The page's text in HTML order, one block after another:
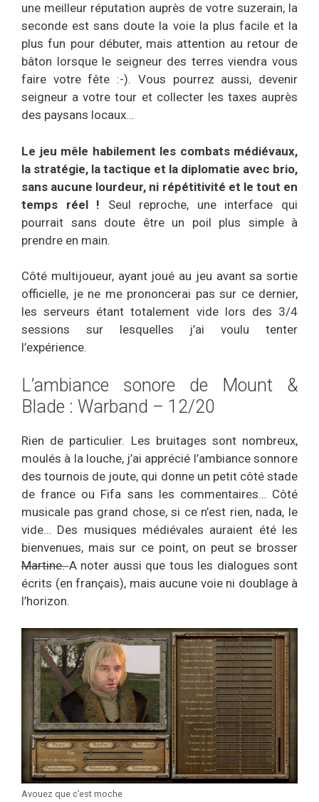
une meilleur réputation auprès de votre suzerain, la
seconde est sans doute la voie la plus facile et la
plus fun pour débuter, mais attention au retour de
bâton lorsque le seigneur des terres viendra vous
faire votre fête :-). Vous pourrez aussi, devenir
seigneur a votre tour et collecter les taxes auprès
des paysans locaux…
Le jeu mêle habilement les combats médiévaux,
la stratégie, la tactique et la diplomatie avec brio,
sans aucune lourdeur, ni répétitivité et le tout en
temps réel ! Seul reproche, une interface qui
pourrait sans doute être un poil plus simple à
prendre en main.
Côté multijoueur, ayant joué au jeu avant sa sortie
officielle, je ne me prononcerai pas sur ce dernier,
les serveurs étant totalement vide lors des 3/4
sessions sur lesquelles j’ai voulu tenter
l’expérience.
L’ambiance sonore de Mount &
Blade : Warband – 12/20
Rien de particulier. Les bruitages sont nombreux,
moulés à la louche, j’ai apprécié l’ambiance sonnore
des tournois de joute, qui donne un petit côté stade
de france ou Fifa sans les commentaires… Côté
musicale pas grand chose, si ce n’est rien, nada, le
vide… Des musiques médiévales auraient été les
bienvenues, mais sur ce point, on peut se brosser
Martine.A noter aussi que tous les dialogues sont
écrits (en français), mais aucune voie ni doublage à
l’horizon.
Avouez que c’est moche